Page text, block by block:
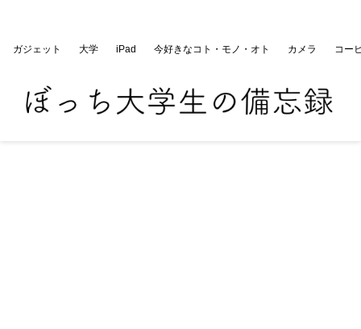
ガジェット 大学 iPad 今好きなコト・モノ・オト カメラ コー